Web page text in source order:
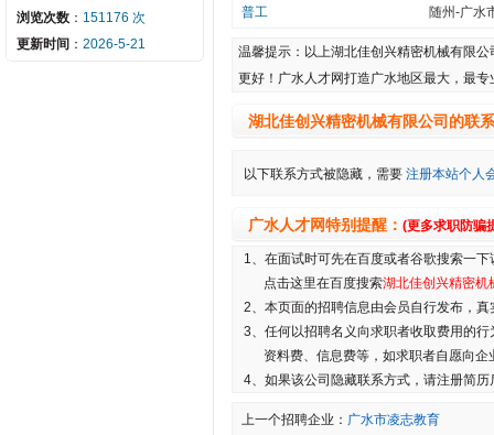
浏览次数 ： 151176 次
更新时间 ： 2026-5-21
普工
随州-广水
温馨提示：以上湖北佳创兴精密机械有限
更好！ 广水人才网打造广水地区最大，最专
湖北佳创兴精密机械有限公司的联
以下联系方式被隐藏，需要 注册本站个人
广水人才网特别提醒： (更多求职防骗
1、在面试时可先在百度或者谷歌搜索一
点击这里在百度搜索湖北佳创兴精密机
2、本页面的招聘信息由会员自行发布，
3、任何以招聘名义向求职者收取费用的
资料费、信息费等，如求职者自愿向企
4、如果该公司隐藏联系方式，请注册简
上一个招聘企业： 广水市凌志教育